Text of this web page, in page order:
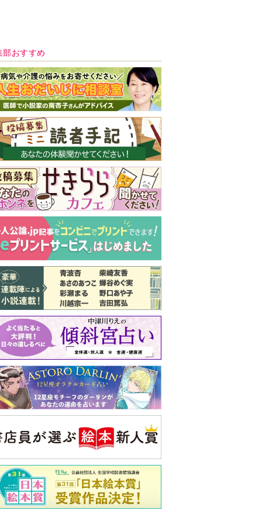
号 好評発売中！
実家の処分から終
の棲家までどうす
る？60代からの家
モンダイ
最新号
バックナンバー
注目トピ
義実家について、義弟が私へ怒りのLINE
よかったのでしょうか
ピアノの月謝、払うべき？
公論新社の本
もうじきたべられるぼく
はせがわゆうじ 作
詳しくみる
フォメーション